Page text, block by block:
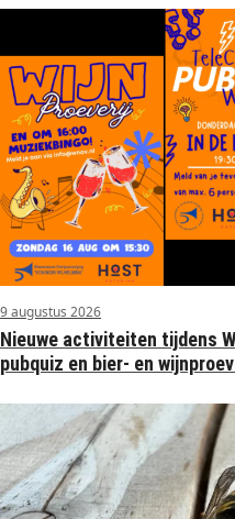
9 augustus 2026
Nieuwe activiteiten tijdens
pubquiz en bier- en